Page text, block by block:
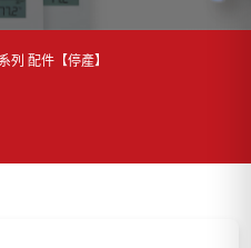
列 配件【停產】